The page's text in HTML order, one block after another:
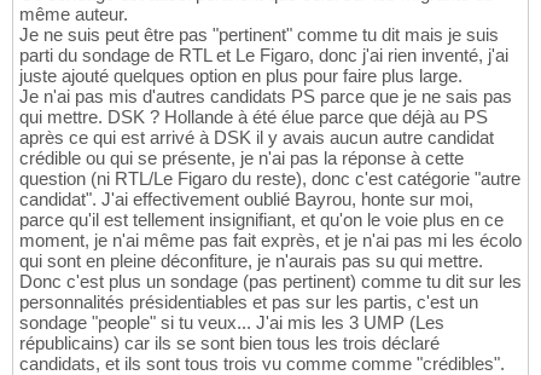
même auteur.
Je ne suis peut être pas "pertinent" comme tu dit mais je suis
parti du sondage de RTL et Le Figaro, donc j'ai rien inventé, j'ai
juste ajouté quelques option en plus pour faire plus large.
Je n'ai pas mis d'autres candidats PS parce que je ne sais pas
qui mettre. DSK ? Hollande à été élue parce que déjà au PS
après ce qui est arrivé à DSK il y avais aucun autre candidat
crédible ou qui se présente, je n'ai pas la réponse à cette
question (ni RTL/Le Figaro du reste), donc c'est catégorie "autre
candidat". J'ai effectivement oublié Bayrou, honte sur moi,
parce qu'il est tellement insignifiant, et qu'on le voie plus en ce
moment, je n'ai même pas fait exprès, et je n'ai pas mi les écolo
qui sont en pleine déconfiture, je n'aurais pas su qui mettre.
Donc c'est plus un sondage (pas pertinent) comme tu dit sur les
personnalités présidentiables et pas sur les partis, c'est un
sondage "people" si tu veux... J'ai mis les 3 UMP (Les
républicains) car ils se sont bien tous les trois déclaré
candidats, et ils sont tous trois vu comme comme "crédibles".